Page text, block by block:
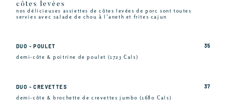
côtes levées
nos délicieuses assiettes de côtes levées de porc sont toutes
servies avec salade de chou à l’aneth et frites cajun
DUO - POULET
demi-côte & poitrine de poulet (1723 Cals)
35
DUO - CREVETTES
demi-côte & brochette de crevettes jumbo (1680 Cals)
37